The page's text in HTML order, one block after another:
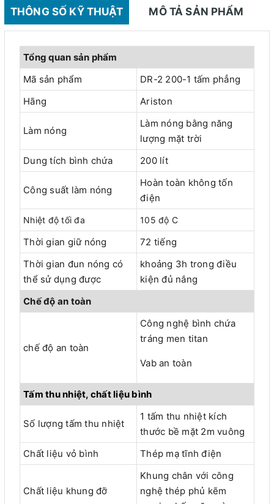
THÔNG SỐ KỸ THUẬT MÔ TẢ SẢN PHẨM
Tổng quan sản phẩm
Mã sản phẩm
DR-2 200-1 tấm phẳng
Hãng
Ariston
Làm nóng
Làm nóng bằng năng
lượng mặt trời
Dung tích bình chứa
200 lít
Công suất làm nóng
Hoàn toàn không tốn
điện
Nhiệt độ tối đa 105 độ C
Thời gian giữ nóng
72 tiếng
Thời gian đun nóng có
thể sử dụng được
khoảng 3h trong điều
kiện đủ nắng
Chế độ an toàn
chế độ an toàn
Công nghệ bình chứa
tráng men titan
Vab an toàn
Tấm thu nhiệt, chất liệu bình
Số lượng tấm thu nhiệt
1 tấm thu nhiệt kích
thước bề mặt 2m vuông
Chất liệu vỏ bình
Thép mạ tĩnh điện
Chất liệu khung đỡ
Khung chân với công
nghệ thép phủ kẽm